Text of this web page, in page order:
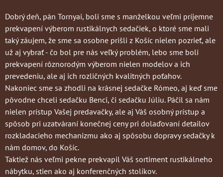
Dobrý deň, pán Tornyai, boli sme s manželkou veľmi príjemne
prekvapení výberom rustikálnych sedačiek, o ktoré sme mali
taký záujem, že sme sa osobne prišli z Košíc nielen pozrieť, ale
už aj vybrať - čo bol pre nás veľký problém, lebo sme boli
prekvapení rôznorodým výberom nielen modelov a ich
prevedeniu, ale aj ich rozličných kvalitných poťahov.
Nakoniec sme sa zhodli na krásnej sedačke Rómeo, aj keď sme
pôvodne chceli sedačku Benci, či sedačku Júliu. Páčil sa nám
nielen prístup Vašej predavačky, ale aj Váš osobný prístup a
spôsob pri uzatváraní konečnej ceny pri dolaďovaní detailov
rozkladacieho mechanizmu ako aj spôsobu dopravy sedačky k
nám domov, do Košíc.
Taktiež nás veľmi pekne prekvapil Váš sortiment rustikálneho
nábytku, stien ako aj konferenčných stolíkov.